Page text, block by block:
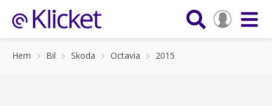
Hem Bil Skoda Octavia 2015